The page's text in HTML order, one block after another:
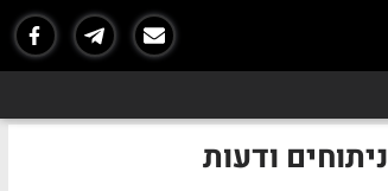
ניתוחים ודעות